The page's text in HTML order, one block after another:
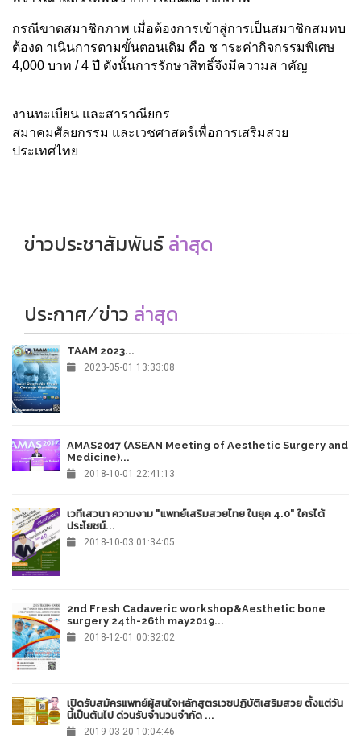
กรณีขาดสมาชิกภาพ เมื่อต้องการเข้าสู่การเป็นสมาชิกสมทบ
ต้องด าเนินการตามขั้นตอนเดิม คือ ช าระค่ากิจกรรมพิเศษ
4,000 บาท / 4 ปี ดังนั้นการรักษาสิทธิ์จึงมีความส าคัญ
งานทะเบียน และสาราณียกร
สมาคมศัลยกรรม และเวชศาสตร์เพื่อการเสริมสวย
ประเทศไทย
ข่าวประชาสัมพันธ์ ล่าสุด
ประกาศ/ข่าว ล่าสุด
TAAM 2023...
2023-05-01 13:33:08
AMAS2017 (ASEAN Meeting of Aesthetic Surgery and
Medicine)...
2018-10-01 22:41:13
เวทีเสวนา ความงาม "แพทย์เสริมสวยไทย ในยุค 4.0" ใครได้
ประโยชน์...
2018-10-03 01:34:05
2nd Fresh Cadaveric workshop&Aesthetic bone
surgery 24th-26th may2019...
2018-12-01 00:32:02
เปิดรับสมัครแพทย์ผู้สนใจหลักสูตรเวชปฏิบัติเสริมสวย ตั้งแต่วัน
นี้เป็นต้นไป ด่วนรับจำนวนจำกัด ...
2019-03-20 10:04:46